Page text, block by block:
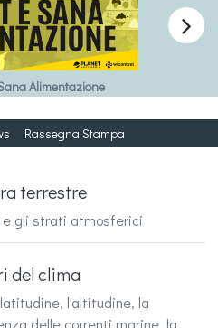
Alimentazione

Rassegna Stampa
terrestre
e gli strati atmosferici
del clima
l'altitudine, la
delle correnti marine, la